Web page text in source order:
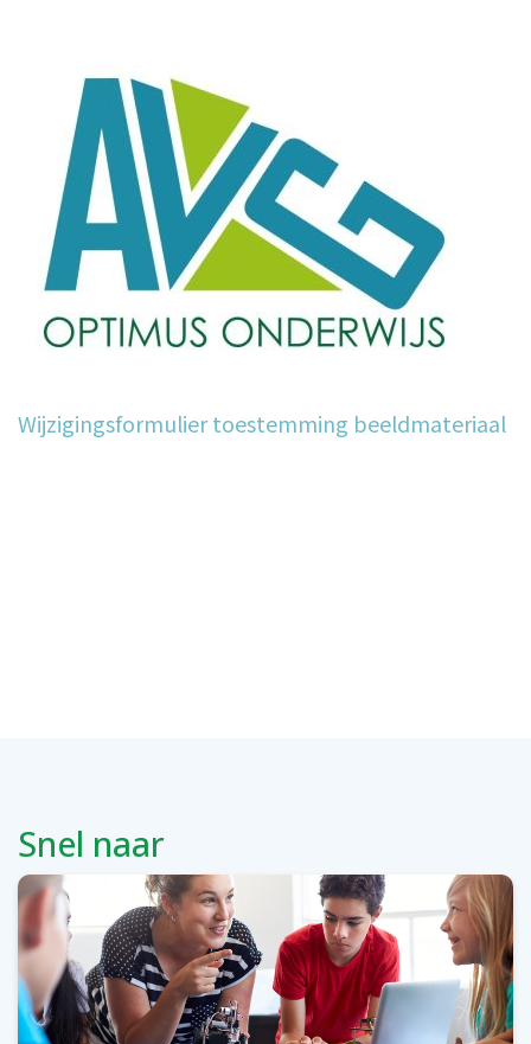
Wijzigingsformulier toestemming beeldmateriaal
Snel naar